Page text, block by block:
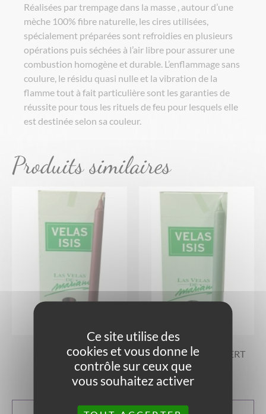
Réalisées par trempage dans la masse , autour d’une
mèche 100% fibre naturelle, les cires utilisées,
spécialement préparées sont refroidies en plusieurs
opérations puis séchées à l’air libre pour assurer une
combustion homogène et durable. L’enflammage sans
coulure, le résidu quasi nulle et la vibration de la
flamme tout à fait particulière sont les garanties de
réussite pour tous les rituels de feu pour lesquels elle
est destinée selon sa couleur.
Produits similaires
BOUGIE DROITE
MARRON CLAIR
1,90€
AJOUTER AU
BOUGIE DROITE VERT
FONCÉ
1,90
AJOUTER AU
Ce site utilise des
cookies et vous donne le
contrôle sur ceux que
vous souhaitez activer